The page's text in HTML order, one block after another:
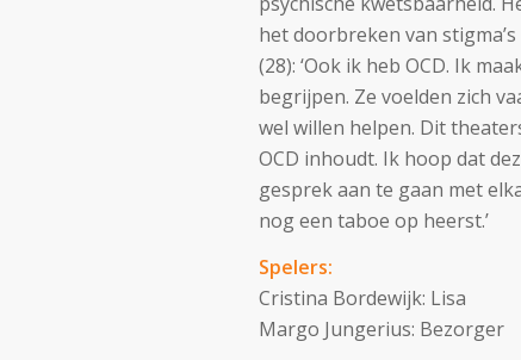
het doorbreken van
(28): ‘Ook ik heb OCD. Ik
begrijpen. Ze voelden zich
wel willen helpen. Dit
OCD inhoudt. Ik hoop dat
gesprek aan te gaan met
nog een taboe op heerst.’
Spelers:
Cristina Bordewijk: Lisa
Margo Jungerius: Bezorger